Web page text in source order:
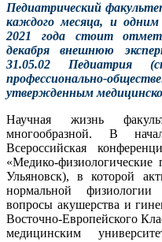
Педиатрический
каждого месяца, и
2021 года стоит
декабря внешнюю
31.05.02 Педиатрия
профессионально-
утвержденным
Научная жизнь
многообразной. В
Всероссийская
«Медико-физиологические
Ульяновск), в которой
нормальной
вопросы акушерства и
Восточно-Европейского
медицинским